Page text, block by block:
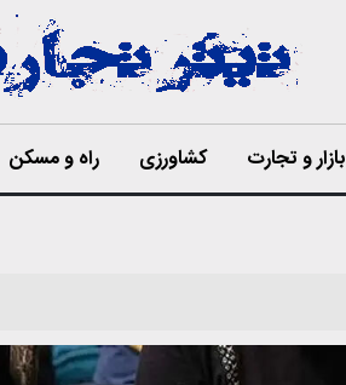
بازار و تجارت کشاورزی راه و مسکن